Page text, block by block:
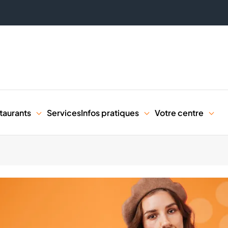
ServicesInfos pratiques Votre centre